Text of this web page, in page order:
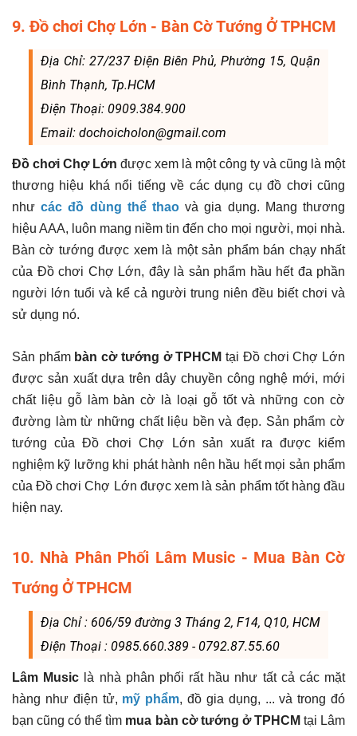
9. Đồ chơi Chợ Lớn - Bàn Cờ Tướng Ở TPHCM
Địa Chỉ: 27/237 Điện Biên Phủ, Phường 15, Quận
Bình Thạnh, Tp.HCM
Điện Thoại: 0909.384.900
Email: dochoicholon@gmail.com
Đồ chơi Chợ Lớn được xem là một công ty và cũng là một
thương hiệu khá nổi tiếng về các dụng cụ đồ chơi cũng
nhưcác đồ dùng thể thao và gia dụng. Mang thương
hiệu AAA, luôn mang niềm tin đến cho mọi người, mọi nhà.
Bàn cờ tướng được xem là một sản phẩm bán chạy nhất
của Đồ chơi Chợ Lớn, đây là sản phẩm hầu hết đa phần
người lớn tuổi và kể cả người trung niên đều biết chơi và
sử dụng nó.
Sản phẩm bàn cờ tướng ở TPHCM tại Đồ chơi Chợ Lớn
được sản xuất dựa trên dây chuyền công nghệ mới, mới
chất liệu gỗ làm bàn cờ là loại gỗ tốt và những con cờ
đường làm từ những chất liệu bền và đẹp. Sản phẩm cờ
tướng của Đồ chơi Chợ Lớn sản xuất ra được kiểm
nghiệm kỹ lưỡng khi phát hành nên hầu hết mọi sản phẩm
của Đồ chơi Chợ Lớn được xem là sản phẩm tốt hàng đầu
hiện nay.
10. Nhà Phân Phối Lâm Music - Mua Bàn Cờ
Tướng Ở TPHCM
Địa Chỉ : 606/59 đường 3 Tháng 2, F14, Q10, HCM
Điện Thoại : 0985.660.389 - 0792.87.55.60
Lâm Music là nhà phân phối rất hầu như tất cả các mặt
hàng như điện tử, mỹ phẩm, đồ gia dụng, ... và trong đó
bạn cũng có thể tìm mua bàn cờ tướng ở TPHCM tại Lâm